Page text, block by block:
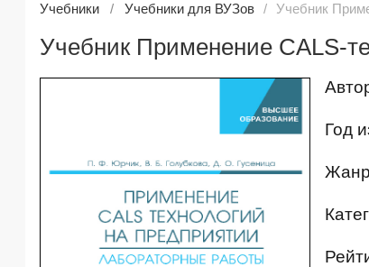
Учебники Учебники для ВУЗов Учебник
Учебник Применение CALS-
Год